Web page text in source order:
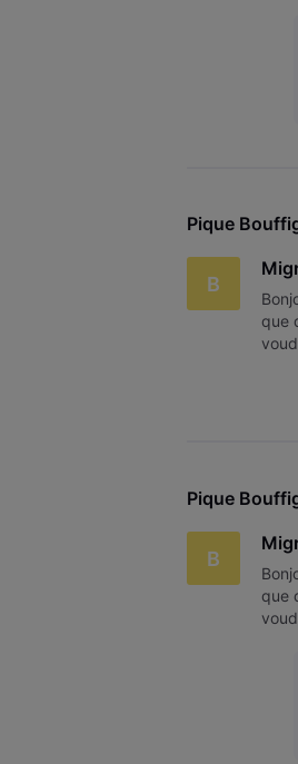
Pique
B
que
Pique
B
que